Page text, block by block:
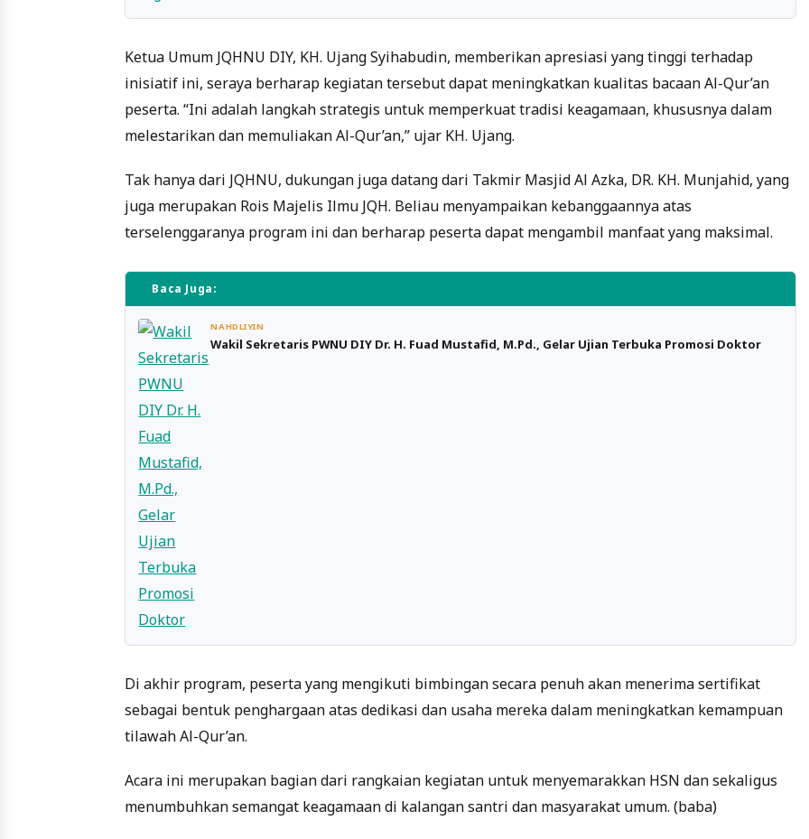
Ketua Umum JQHNU DIY, KH. Ujang Syihabudin, memberikan apresiasi yang tinggi terhadap
inisiatif ini, seraya berharap kegiatan tersebut dapat meningkatkan kualitas bacaan Al-Qur’an
peserta. “Ini adalah langkah strategis untuk memperkuat tradisi keagamaan, khususnya dalam
melestarikan dan memuliakan Al-Qur’an,” ujar KH. Ujang.
Tak hanya dari JQHNU, dukungan juga datang dari Takmir Masjid Al Azka, DR. KH. Munjahid, yang
juga merupakan Rois Majelis Ilmu JQH. Beliau menyampaikan kebanggaannya atas
terselenggaranya program ini dan berharap peserta dapat mengambil manfaat yang maksimal.
Baca Juga:
NAHDLIYIN
Wakil Sekretaris PWNU DIY Dr. H. Fuad Mustafid, M.Pd., Gelar Ujian Terbuka Promosi Doktor
Di akhir program, peserta yang mengikuti bimbingan secara penuh akan menerima sertifikat
sebagai bentuk penghargaan atas dedikasi dan usaha mereka dalam meningkatkan kemampuan
tilawah Al-Qur’an.
Acara ini merupakan bagian dari rangkaian kegiatan untuk menyemarakkan HSN dan sekaligus
menumbuhkan semangat keagamaan di kalangan santri dan masyarakat umum. (baba)